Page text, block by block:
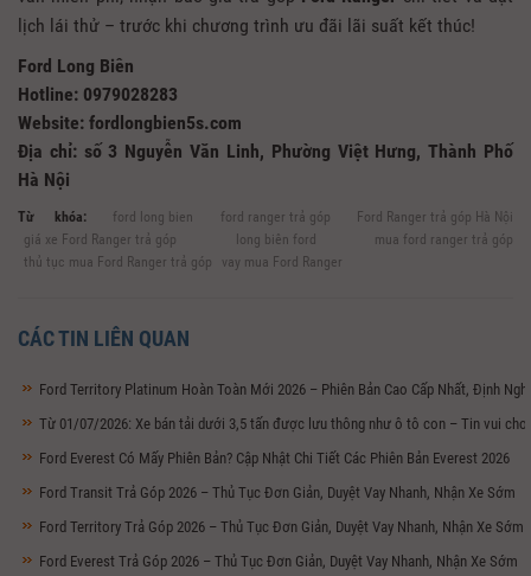
lịch lái thử – trước khi chương trình ưu đãi lãi suất kết thúc!
Ford Long Biên
Hotline: 0979028283
Website: fordlongbien5s.com
Địa chỉ: số 3 Nguyễn Văn Linh, Phường Việt Hưng, Thành Phố
Hà Nội
Từ khóa: ford long bien ford ranger trả góp
Ford Ranger trả góp Hà Nội
giá xe Ford Ranger trả góp
long biên ford
mua ford ranger trả góp
thủ tục mua Ford Ranger trả góp
vay mua Ford Ranger
CÁC TIN LIÊN QUAN
Ford Territory Platinum Hoàn Toàn Mới 2026 – Phiên Bản Cao Cấp Nhất, Định
Từ 01/07/2026: Xe bán tải dưới 3,5 tấn được lưu thông như ô tô con – Tin vui cho
Ford Everest Có Mấy Phiên Bản? Cập Nhật Chi Tiết Các Phiên Bản Everest 2026
Ford Transit Trả Góp 2026 – Thủ Tục Đơn Giản, Duyệt Vay Nhanh, Nhận Xe Sớm
Ford Territory Trả Góp 2026 – Thủ Tục Đơn Giản, Duyệt Vay Nhanh, Nhận Xe Sớm
Ford Everest Trả Góp 2026 – Thủ Tục Đơn Giản, Duyệt Vay Nhanh, Nhận Xe Sớm